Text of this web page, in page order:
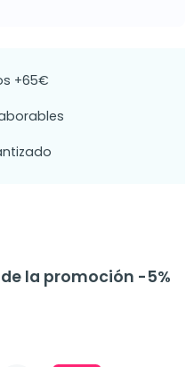
+65€
la promoción -5%